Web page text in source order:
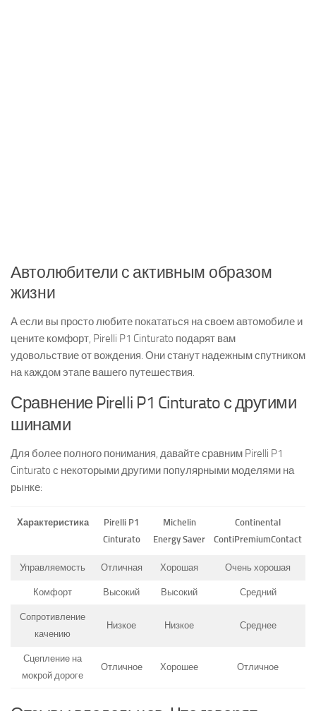
Автолюбители с активным образом
жизни
А если вы просто любите покататься на своем автомобиле и
цените комфорт, Pirelli P1 Cinturato подарят вам
удовольствие от вождения. Они станут надежным спутником
на каждом этапе вашего путешествия.
Сравнение Pirelli P1 Cinturato с другими
шинами
Для более полного понимания, давайте сравним Pirelli P1
Cinturato с некоторыми другими популярными моделями на
рынке:
Характеристика
Pirelli P1
Cinturato
Michelin
Energy Saver
Continental
ContiPremiumContact
Управляемость Отличная Хорошая Очень хорошая
Комфорт Высокий Высокий Средний
Сопротивление
качению
Низкое Низкое Среднее
Сцепление на
мокрой дороге
Отличное Хорошее Отличное